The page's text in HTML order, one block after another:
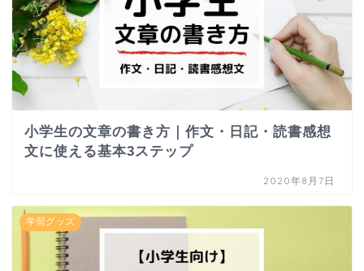
小学生の文章の書き方｜作文・日記・読書感想
文に使える基本3ステップ
2020年8月7日
学習グッズ